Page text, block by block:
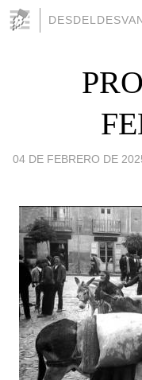
04 DE FEBRERO DE